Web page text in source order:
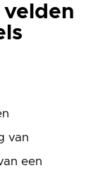
velden
van
een